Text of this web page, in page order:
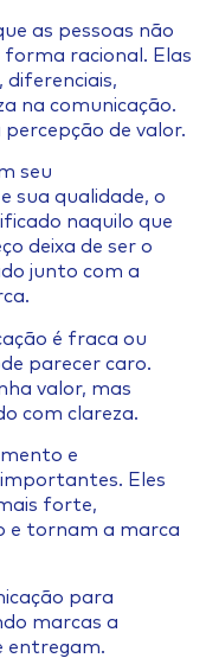
as pessoas não
racional. Elas
na comunicação.
de valor.
seu
sua qualidade, o
naquilo que
deixa de ser o
junto com a
é fraca ou
parecer caro.
valor, mas
com clareza.
e
Eles
forte,
e tornam a marca
para
marcas a
entregam.